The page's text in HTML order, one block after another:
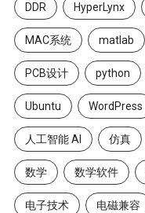
DDR HyperLynx
MAC系统 matlab
PCB设计 python
Ubuntu WordPress
人工智能 AI 仿真
数学 数学软件
电子技术 电磁兼容